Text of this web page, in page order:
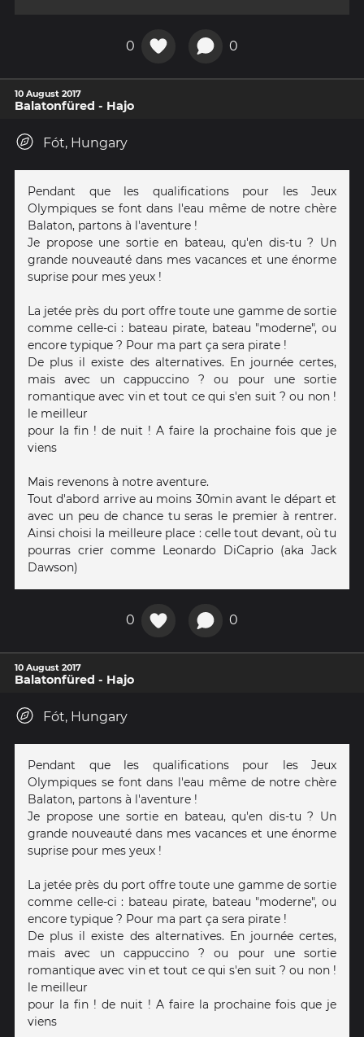
0 0
10 August 2017
Balatonfüred - Hajo
Fót, Hungary
Pendant que les qualifications pour les Jeux
Olympiques se font dans l'eau même de notre chère
Balaton, partons à l'aventure !
Je propose une sortie en bateau, qu'en dis-tu ? Un
grande nouveauté dans mes vacances et une énorme
suprise pour mes yeux !
La jetée près du port offre toute une gamme de sortie
comme celle-ci : bateau pirate, bateau "moderne", ou
encore typique ? Pour ma part ça sera pirate !
De plus il existe des alternatives. En journée certes,
mais avec un cappuccino ? ou pour une sortie
romantique avec vin et tout ce qui s'en suit ? ou non !
le meilleur
pour la fin ! de nuit ! A faire la prochaine fois que je
viens
Mais revenons à notre aventure.
Tout d'abord arrive au moins 30min avant le départ et
avec un peu de chance tu seras le premier à rentrer.
Ainsi choisi la meilleure place : celle tout devant, où tu
pourras crier comme Leonardo DiCaprio (aka Jack
Dawson)
0 0
10 August 2017
Balatonfüred - Hajo
Fót, Hungary
Pendant que les qualifications pour les Jeux
Olympiques se font dans l'eau même de notre chère
Balaton, partons à l'aventure !
Je propose une sortie en bateau, qu'en dis-tu ? Un
grande nouveauté dans mes vacances et une énorme
suprise pour mes yeux !
La jetée près du port offre toute une gamme de sortie
comme celle-ci : bateau pirate, bateau "moderne", ou
encore typique ? Pour ma part ça sera pirate !
De plus il existe des alternatives. En journée certes,
mais avec un cappuccino ? ou pour une sortie
romantique avec vin et tout ce qui s'en suit ? ou non !
le meilleur
pour la fin ! de nuit ! A faire la prochaine fois que je
viens